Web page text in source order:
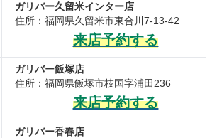
ガリバー久留米インター店
住所：福岡県久留米市東合川7-13-42
来店予約する
ガリバー飯塚店
住所：福岡県飯塚市枝国字浦田236
来店予約する
ガリバー香春店